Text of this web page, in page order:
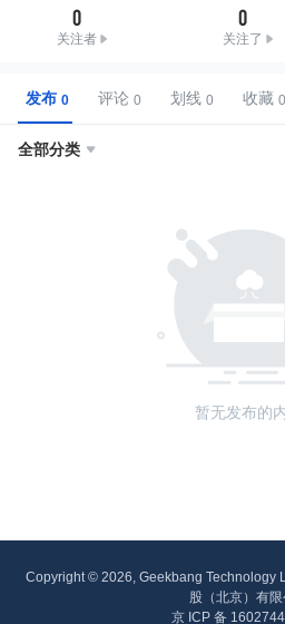
0
关注者
0
关注了
发布 评论 划线 收藏
全部分类 
暂无发布的
Copyright © 2026, Geekbang Technology
股（北京）有限
京 ICP 备